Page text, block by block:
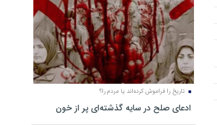
تاریخ را فراموش کرده‌اند یا مردم را؟
ادعای صلح در سایه گذشته‌ای پر از خون